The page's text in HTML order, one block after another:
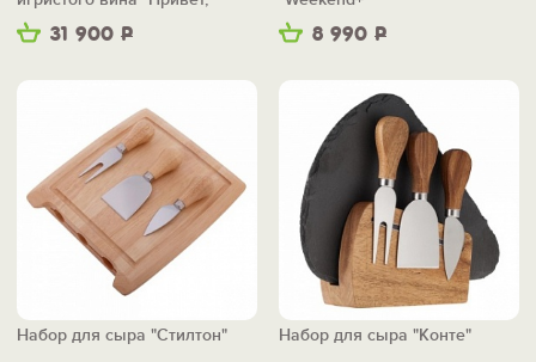
31 900 Р
пятьдесят!"
8 990 Р
Набор для сыра "Стилтон" Набор для сыра "Конте"